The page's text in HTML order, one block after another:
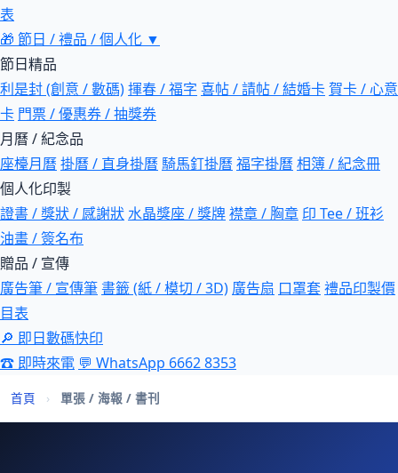
表
🎁 節日 / 禮品 / 個人化 ▼
節日精品
利是封 (創意 / 數碼)揮春 / 福字 喜帖 / 請帖 / 結婚卡賀卡 / 心意
卡 門票 / 優惠券 / 抽獎券
月曆 / 紀念品
座檯月曆掛曆 / 直身掛曆騎馬釘掛曆福字掛曆相簿 / 紀念冊
個人化印製
證書 / 獎狀 / 感謝狀水晶獎座 / 獎牌襟章 / 胸章 印 Tee / 班衫
油畫 / 簽名布
贈品 / 宣傳
廣告筆 / 宣傳筆書籤 (紙 / 模切 / 3D) 廣告扇 口罩套禮品印製價
目表
🔎 即日數碼快印
☎ 即時來電 💬 WhatsApp 6662 8353
首頁 › 單張 / 海報 / 書刊